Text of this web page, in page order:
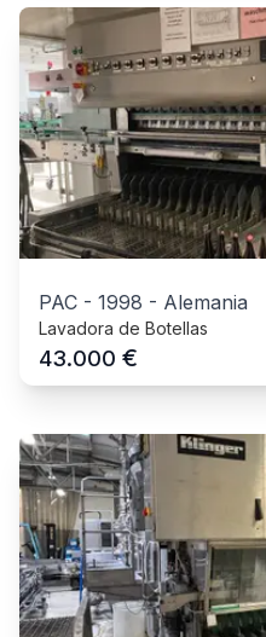
PAC - 1998 - Alemania
Lavadora de Botellas
43.000 €